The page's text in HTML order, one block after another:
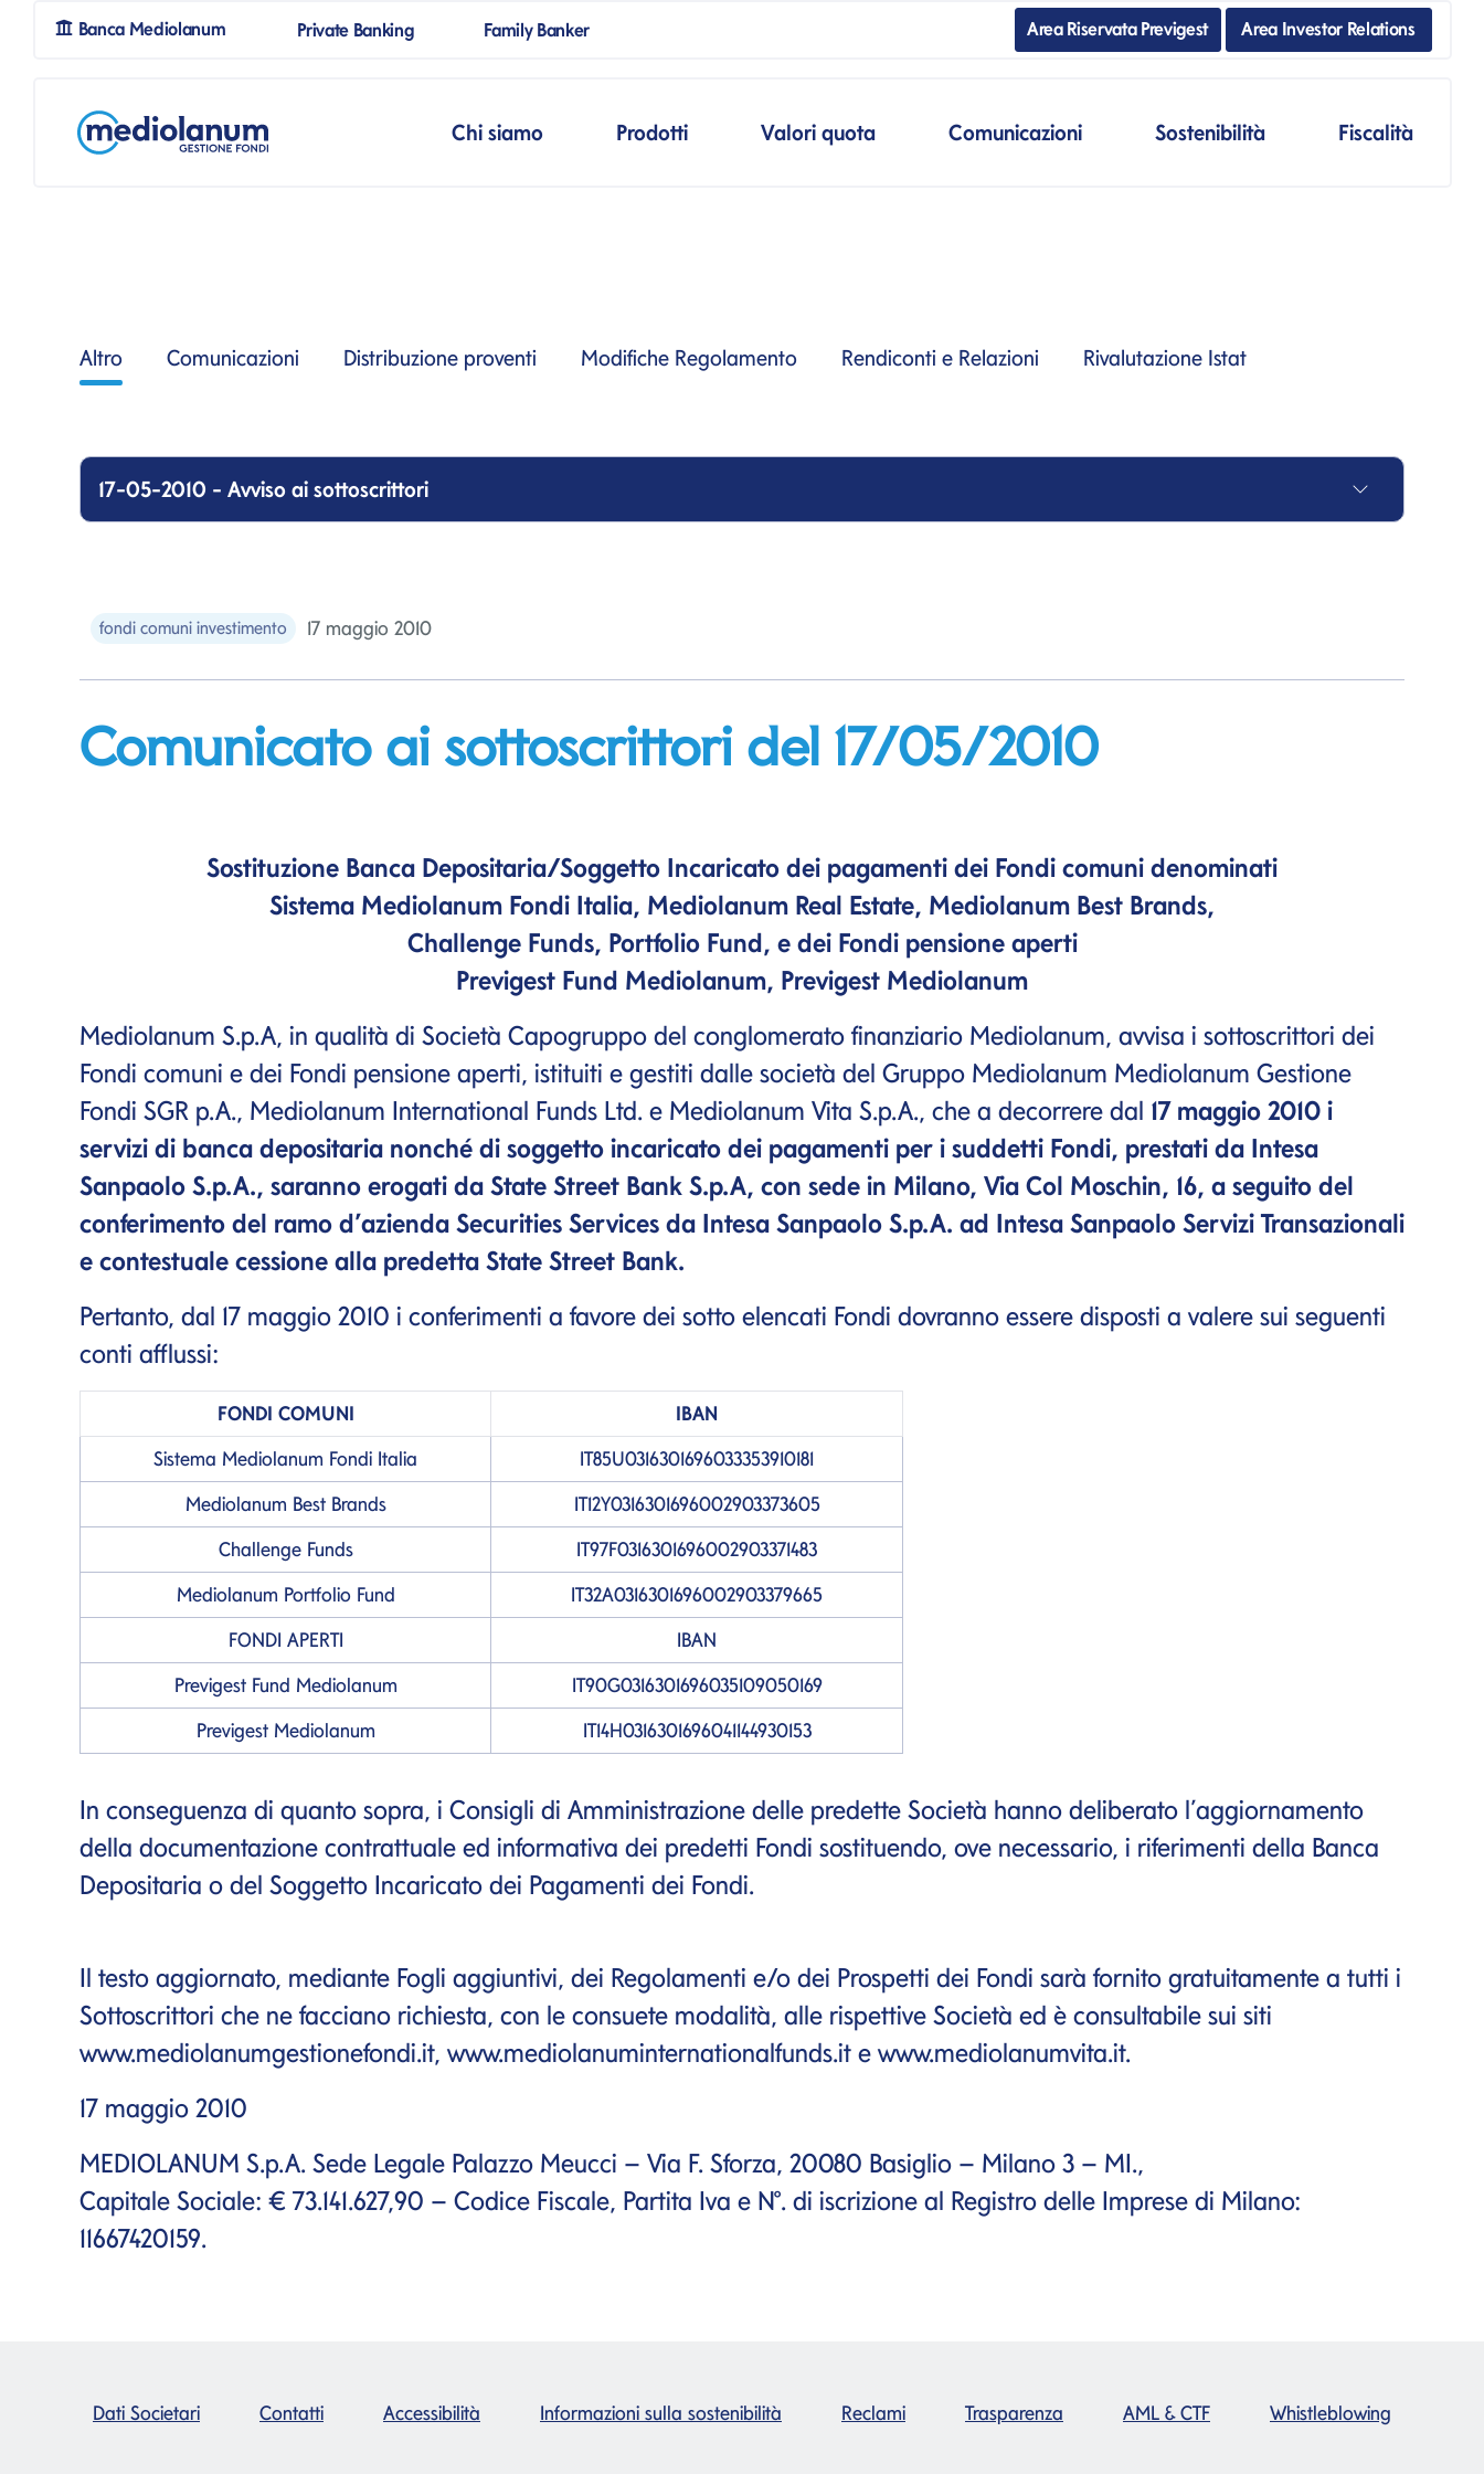
Banca MediolanummpSpanBlankPrivate BankingmpSpanBlankFamily BankermpSpanBlank Area Riservata Previgest Area Investor Relations
Chi siamo Prodotti Valori quota Comunicazioni Sostenibilità Fiscalità
Altro Comunicazioni Distribuzione proventi Modifiche Regolamento Rendiconti e Relazioni Rivalutazione Istat
17-05-2010 - Avviso ai sottoscrittori
fondi comuni investimento 17 maggio 2010
Comunicato ai sottoscrittori del 17/05/2010
Sostituzione Banca Depositaria/Soggetto Incaricato dei pagamenti dei Fondi comuni denominati
Sistema Mediolanum Fondi Italia, Mediolanum Real Estate, Mediolanum Best Brands,
Challenge Funds, Portfolio Fund, e dei Fondi pensione aperti
Previgest Fund Mediolanum, Previgest Mediolanum
Mediolanum S.p.A, in qualità di Società Capogruppo del conglomerato finanziario Mediolanum, avvisa i sottoscrittori dei
Fondi comuni e dei Fondi pensione aperti, istituiti e gestiti dalle società del Gruppo Mediolanum Mediolanum Gestione
Fondi SGR p.A., Mediolanum International Funds Ltd. e Mediolanum Vita S.p.A., che a decorrere dal 17 maggio 2010 i
servizi di banca depositaria nonché di soggetto incaricato dei pagamenti per i suddetti Fondi, prestati da Intesa
Sanpaolo S.p.A., saranno erogati da State Street Bank S.p.A, con sede in Milano, Via Col Moschin, 16, a seguito del
conferimento del ramo d’azienda Securities Services da Intesa Sanpaolo S.p.A. ad Intesa Sanpaolo Servizi Transazionali
e contestuale cessione alla predetta State Street Bank.
Pertanto, dal 17 maggio 2010 i conferimenti a favore dei sotto elencati Fondi dovranno essere disposti a valere sui seguenti
conti afflussi:
FONDI COMUNI
IBAN
Sistema Mediolanum Fondi Italia
IT85U0316301696033353910181
Mediolanum Best Brands
IT12Y0316301696002903373605
Challenge Funds
IT97F0316301696002903371483
Mediolanum Portfolio Fund
IT32A0316301696002903379665
FONDI APERTI
IBAN
Previgest Fund Mediolanum
IT90G0316301696035109050169
Previgest Mediolanum
IT14H0316301696041144930153
In conseguenza di quanto sopra, i Consigli di Amministrazione delle predette Società hanno deliberato l’aggiornamento
della documentazione contrattuale ed informativa dei predetti Fondi sostituendo, ove necessario, i riferimenti della Banca
Depositaria o del Soggetto Incaricato dei Pagamenti dei Fondi.
Il testo aggiornato, mediante Fogli aggiuntivi, dei Regolamenti e/o dei Prospetti dei Fondi sarà fornito gratuitamente a tutti i
Sottoscrittori che ne facciano richiesta, con le consuete modalità, alle rispettive Società ed è consultabile sui siti
www.mediolanumgestionefondi.it, www.mediolanuminternationalfunds.it e www.mediolanumvita.it.
17 maggio 2010
MEDIOLANUM S.p.A. Sede Legale Palazzo Meucci – Via F. Sforza, 20080 Basiglio – Milano 3 – MI.,
Capitale Sociale: € 73.141.627,90 – Codice Fiscale, Partita Iva e N°. di iscrizione al Registro delle Imprese di Milano:
11667420159.
Dati Societari Contatti Accessibilità Informazioni sulla sostenibilità Reclami Trasparenza AML & CTF Whistleblowing